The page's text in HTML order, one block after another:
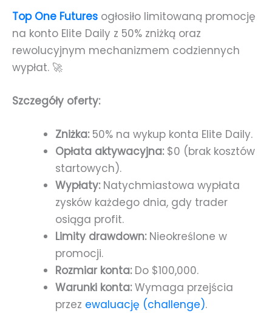
Top One Futures ogłosiło limitowaną promocję
na konto Elite Daily z 50% zniżką oraz
rewolucyjnym mechanizmem codziennych
wypłat. 🚀
Szczegóły oferty:
Zniżka:50% na wykup konta Elite Daily.
Opłata aktywacyjna:$0 (brak kosztów
startowych).
Wypłaty:Natychmiastowa wypłata
zysków każdego dnia, gdy trader
osiąga profit.
Limity drawdown:Nieokreślone w
promocji.
Rozmiar konta:Do $100,000.
Warunki konta:Wymaga przejścia
przez ewaluację (challenge).